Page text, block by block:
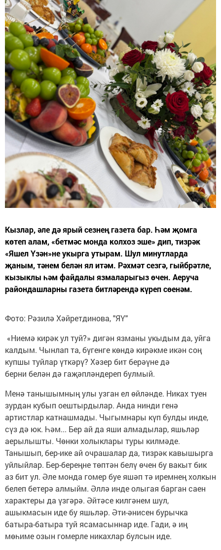
Кызлар, әле дә ярый сезнең газета бар. Һәм җомга
көтеп алам, «бетмәс монда колхоз эше» дип, тизрәк
«Яшел Үзән»не укырга утырам. Шул минутларда
җаным, тәнем белән ял итәм. Рәхмәт сезгә, гыйбрәтле,
кызыклы һәм файдалы язмаларыгыз өчен. Аеруча
райондашларны газета битләрендә күреп сөенәм.
Фото: Рәзилә Хәйретдинова, "ЯҮ"
«Ниемә кирәк ул туй?» дигән язманы укыдым да, уйга
калдым. Чынлап та, бүгенге көндә кирәкме икән соң
купшы туйлар үткәрү? Хәзер бит берәүне дә
берни белән дә гаҗәпләндереп булмый.
Менә танышымның улы узган ел өйләнде. Никах туен
зурдан кубып оештырдылар. Анда нинди генә
артистлар катнашмады. Чыгымнары күп булды инде,
сүз дә юк. Һәм... Бер ай да яши алмадылар, яшьләр
аерылышты. Чөнки холыклары туры килмәде.
Танышып, бер-ике ай очрашалар да, тизрәк кавышырга
уйлыйлар. Бер-береңне төптән белү өчен бу вакыт бик
аз бит ул. Әле монда гомер буе яшәп тә иремнең холкын
белеп бетерә алмыйм. Әллә инде олыгая барган саен
характеры да үзгәрә. Әйтәсе килгәнем шул,
ашыкмасын иде бу яшьләр. Әти-әнисен бурычка
батыра-батыра туй ясамасыннар иде. Гади, ә иң
мөһиме озын гомерле никахлар булсын иде.